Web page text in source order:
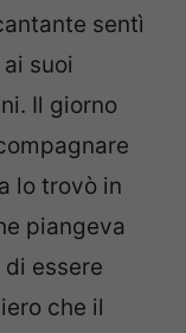
sentì
suoi
Il giorno
lo trovò in
piangeva
essere
che il